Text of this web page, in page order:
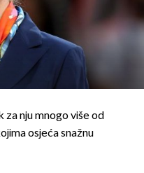
za nju mnogo više od
osjeća snažnu